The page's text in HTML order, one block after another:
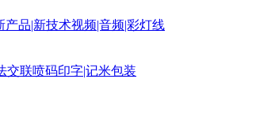
产品|新技术视频|音频|彩灯线
交联喷码印字|记米包装